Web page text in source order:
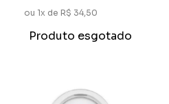
ou 1x de R$ 34,50
Produto esgotado